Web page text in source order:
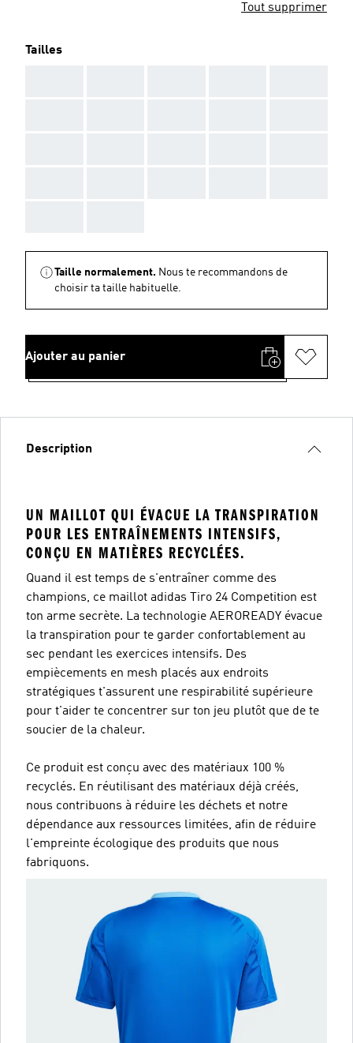
Tout supprimer
Tailles
Taille normalement. Nous te recommandons de
choisir ta taille habituelle.
Ajouter au panier
Description
UN MAILLOT QUI ÉVACUE LA TRANSPIRATION
POUR LES ENTRAÎNEMENTS INTENSIFS,
CONÇU EN MATIÈRES RECYCLÉES.
Quand il est temps de s'entraîner comme des
champions, ce maillot adidas Tiro 24 Competition est
ton arme secrète. La technologie AEROREADY évacue
la transpiration pour te garder confortablement au
sec pendant les exercices intensifs. Des
empiècements en mesh placés aux endroits
stratégiques t'assurent une respirabilité supérieure
pour t'aider te concentrer sur ton jeu plutôt que de te
soucier de la chaleur.
Ce produit est conçu avec des matériaux 100 %
recyclés. En réutilisant des matériaux déjà créés,
nous contribuons à réduire les déchets et notre
dépendance aux ressources limitées, afin de réduire
l'empreinte écologique des produits que nous
fabriquons.